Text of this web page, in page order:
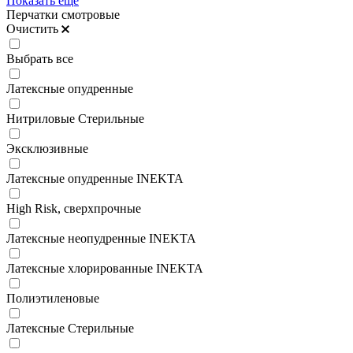
Перчатки смотровые
Очистить
Выбрать все
Латексные опудренные
Нитриловые Стерильные
Эксклюзивные
Латексные опудренные INEKTA
High Risk, сверхпрочные
Латексные неопудренные INEKTA
Латексные хлорированные INEKTA
Полиэтиленовые
Латексные Стерильные